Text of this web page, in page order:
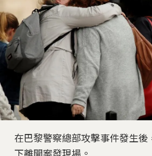
在巴黎警察總部攻擊事件發生
下離開案發現場。